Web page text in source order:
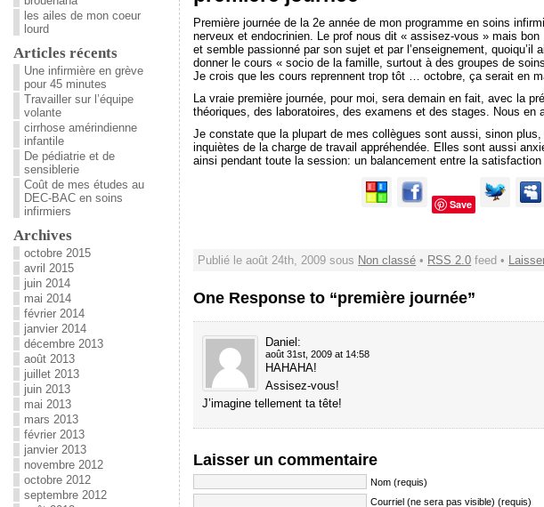
Première journée de la 2e année de mon programme en soins
nerveux et endocrinien. Le prof nous dit « assisez-vous » mais
et semble passionné par son sujet et par l’enseignement,
donner le cours « socio de la famille, surtout à des groupes de
Je crois que les cours reprennent trop tôt … octobre, ça serait en
La vraie première journée, pour moi, sera demain en fait, avec la
théoriques, des laboratoires, des examens et des stages. Nous en
Je constate que la plupart de mes collègues sont aussi, sinon
inquiètes de la charge de travail appréhendée. Elles sont aussi
ainsi pendant toute la session: un balancement entre la
Save
Publié le août 24th, 2009 sous Non classé • RSS 2.0 feed •
One Response to “première journée”
Daniel :
août 31st, 2009 at 14:58
HAHAHA!
Assisez-vous!
J’imagine tellement ta tête!
Laisser un commentaire
Nom (requis)
Courriel (ne sera pas visible) (requis)
les ailes de mon coeur
lourd
Articles récents
Une infirmière en grève
pour 45 minutes
Travailler sur l’équipe
volante
cirrhose amérindienne
infantile
De pédiatrie et de
sensiblerie
Coût de mes études au
DEC-BAC en soins
infirmiers
Archives
octobre 2015
avril 2015
juin 2014
mai 2014
février 2014
janvier 2014
décembre 2013
août 2013
juillet 2013
juin 2013
mai 2013
mars 2013
février 2013
janvier 2013
novembre 2012
octobre 2012
septembre 2012